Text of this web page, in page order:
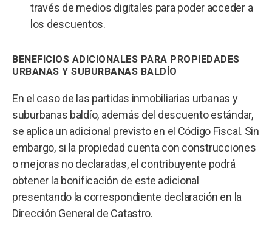
través de medios digitales para poder acceder a
los descuentos.
BENEFICIOS ADICIONALES PARA PROPIEDADES
URBANAS Y SUBURBANAS BALDÍO
En el caso de las partidas inmobiliarias urbanas y
suburbanas baldío, además del descuento estándar,
se aplica un adicional previsto en el Código Fiscal. Sin
embargo, si la propiedad cuenta con construcciones
o mejoras no declaradas, el contribuyente podrá
obtener la bonificación de este adicional
presentando la correspondiente declaración en la
Dirección General de Catastro.